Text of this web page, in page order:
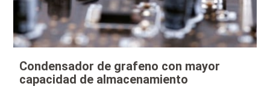
Condensador de grafeno con mayor
capacidad de almacenamiento